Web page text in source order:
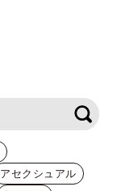
アセクシュアル